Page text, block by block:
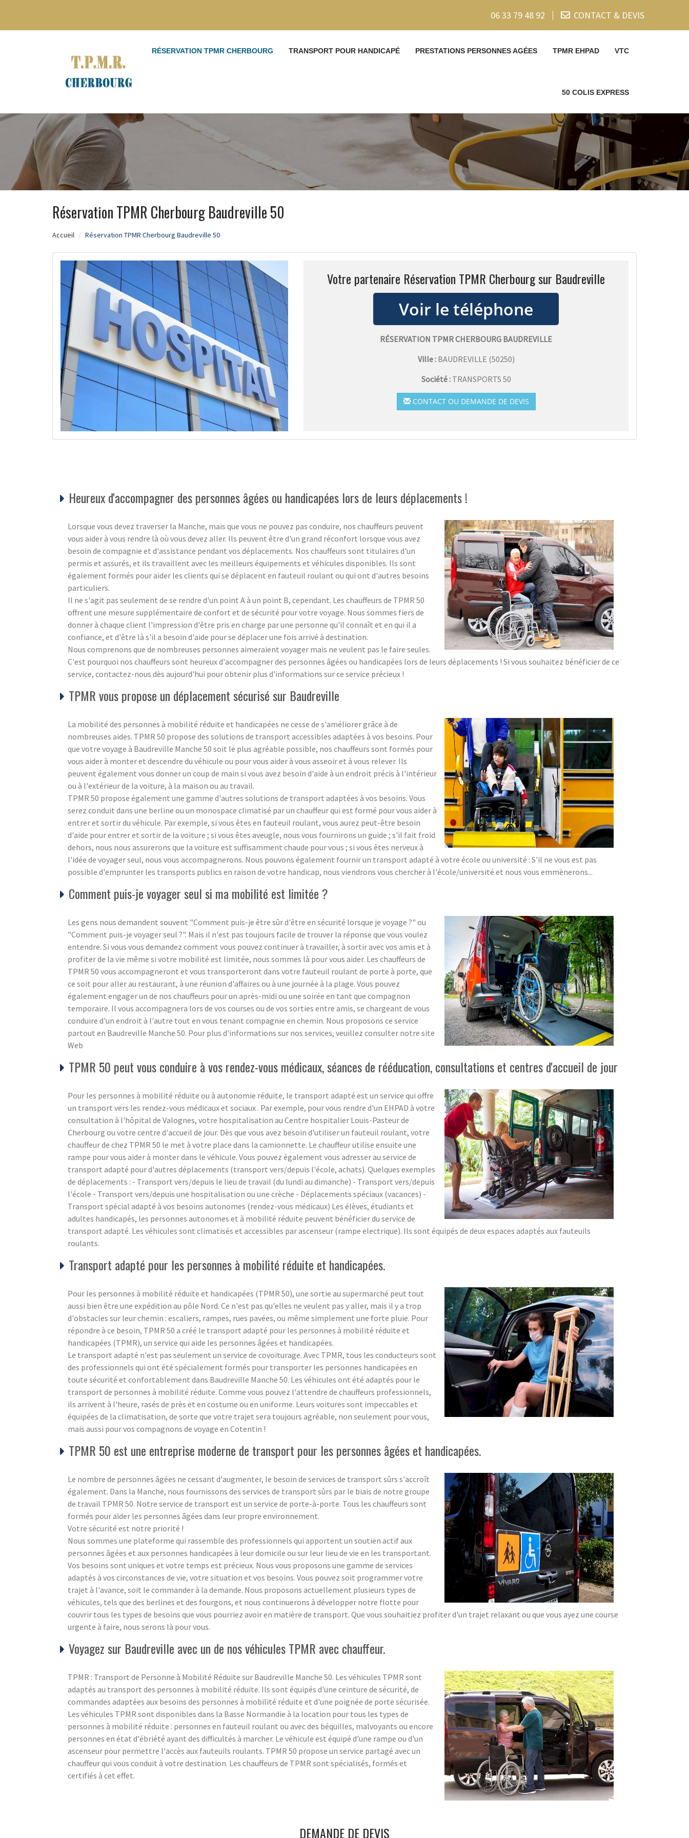
06 33 79 48 92 CONTACT & DEVIS
RÉSERVATION TPMR CHERBOURG TRANSPORT POUR HANDICAPÉ PRESTATIONS PERSONNES AGÉES TPMR EHPAD VTC
50 COLIS EXPRESS
Réservation TPMR Cherbourg Baudreville 50
Accueil Réservation TPMR Cherbourg Baudreville 50
Votre partenaire Réservation TPMR Cherbourg sur Baudreville
RÉSERVATION TPMR CHERBOURG BAUDREVILLE
Ville : BAUDREVILLE (50250)
Société : TRANSPORTS 50
CONTACT OU DEMANDE DE DEVIS
Heureux d'accompagner des personnes âgées ou handicapées lors de leurs déplacements !
Lorsque vous devez traverser la Manche, mais que vous ne pouvez pas conduire, nos chauffeurs peuvent
vous aider à vous rendre là où vous devez aller. Ils peuvent être d'un grand réconfort lorsque vous avez
besoin de compagnie et d'assistance pendant vos déplacements. Nos chauffeurs sont titulaires d'un
permis et assurés, et ils travaillent avec les meilleurs équipements et véhicules disponibles. Ils sont
également formés pour aider les clients qui se déplacent en fauteuil roulant ou qui ont d'autres besoins
particuliers.
Il ne s'agit pas seulement de se rendre d'un point A à un point B, cependant. Les chauffeurs de TPMR 50
offrent une mesure supplémentaire de confort et de sécurité pour votre voyage. Nous sommes fiers de
donner à chaque client l'impression d'être pris en charge par une personne qu'il connaît et en qui il a
confiance, et d'être là s'il a besoin d'aide pour se déplacer une fois arrivé à destination.
Nous comprenons que de nombreuses personnes aimeraient voyager mais ne veulent pas le faire seules.
C'est pourquoi nos chauffeurs sont heureux d'accompagner des personnes âgées ou handicapées lors de leurs déplacements ! Si vous souhaitez bénéficier de ce
service, contactez-nous dès aujourd'hui pour obtenir plus d'informations sur ce service précieux !
TPMR vous propose un déplacement sécurisé sur Baudreville
La mobilité des personnes à mobilité réduite et handicapées ne cesse de s'améliorer grâce à de
nombreuses aides. TPMR 50 propose des solutions de transport accessibles adaptées à vos besoins. Pour
que votre voyage à Baudreville Manche 50 soit le plus agréable possible, nos chauffeurs sont formés pour
vous aider à monter et descendre du véhicule ou pour vous aider à vous asseoir et à vous relever. Ils
peuvent également vous donner un coup de main si vous avez besoin d'aide à un endroit précis à l'intérieur
ou à l'extérieur de la voiture, à la maison ou au travail.
TPMR 50 propose également une gamme d'autres solutions de transport adaptées à vos besoins. Vous
serez conduit dans une berline ou un monospace climatisé par un chauffeur qui est formé pour vous aider à
entrer et sortir du véhicule. Par exemple, si vous êtes en fauteuil roulant, vous aurez peut-être besoin
d'aide pour entrer et sortir de la voiture ; si vous êtes aveugle, nous vous fournirons un guide ; s'il fait froid
dehors, nous nous assurerons que la voiture est suffisamment chaude pour vous ; si vous êtes nerveux à
l'idée de voyager seul, nous vous accompagnerons. Nous pouvons également fournir un transport adapté à votre école ou université : S'il ne vous est pas
possible d'emprunter les transports publics en raison de votre handicap, nous viendrons vous chercher à l'école/université et nous vous emmènerons...
Comment puis-je voyager seul si ma mobilité est limitée ?
Les gens nous demandent souvent "Comment puis-je être sûr d'être en sécurité lorsque je voyage ?" ou
"Comment puis-je voyager seul ?". Mais il n'est pas toujours facile de trouver la réponse que vous voulez
entendre. Si vous vous demandez comment vous pouvez continuer à travailler, à sortir avec vos amis et à
profiter de la vie même si votre mobilité est limitée, nous sommes là pour vous aider. Les chauffeurs de
TPMR 50 vous accompagneront et vous transporteront dans votre fauteuil roulant de porte à porte, que
ce soit pour aller au restaurant, à une réunion d'affaires ou à une journée à la plage. Vous pouvez
également engager un de nos chauffeurs pour un après-midi ou une soirée en tant que compagnon
temporaire. Il vous accompagnera lors de vos courses ou de vos sorties entre amis, se chargeant de vous
conduire d'un endroit à l'autre tout en vous tenant compagnie en chemin. Nous proposons ce service
partout en Baudreville Manche 50. Pour plus d'informations sur nos services, veuillez consulter notre site
Web
TPMR 50 peut vous conduire à vos rendez-vous médicaux, séances de rééducation, consultations et centres d'accueil de jour
Pour les personnes à mobilité réduite ou à autonomie réduite, le transport adapté est un service qui offre
un transport vers les rendez-vous médicaux et sociaux . Par exemple, pour vous rendre d'un EHPAD à votre
consultation à l'hôpital de Valognes, votre hospitalisation au Centre hospitalier Louis-Pasteur de
Cherbourg ou votre centre d'accueil de jour. Dès que vous avez besoin d'utiliser un fauteuil roulant, votre
chauffeur de chez TPMR 50 le met à votre place dans la camionnette. Le chauffeur utilise ensuite une
rampe pour vous aider à monter dans le véhicule. Vous pouvez également vous adresser au service de
transport adapté pour d'autres déplacements (transport vers/depuis l'école, achats). Quelques exemples
de déplacements : - Transport vers/depuis le lieu de travail (du lundi au dimanche) - Transport vers/depuis
l'école - Transport vers/depuis une hospitalisation ou une crèche - Déplacements spéciaux (vacances) -
Transport spécial adapté à vos besoins autonomes (rendez-vous médicaux) Les élèves, étudiants et
adultes handicapés, les personnes autonomes et à mobilité réduite peuvent bénéficier du service de
transport adapté. Les véhicules sont climatisés et accessibles par ascenseur (rampe electrique). Ils sont équipés de deux espaces adaptés aux fauteuils
roulants.
Transport adapté pour les personnes à mobilité réduite et handicapées.
Pour les personnes à mobilité réduite et handicapées (TPMR 50), une sortie au supermarché peut tout
aussi bien être une expédition au pôle Nord. Ce n'est pas qu'elles ne veulent pas y aller, mais il y a trop
d'obstacles sur leur chemin : escaliers, rampes, rues pavées, ou même simplement une forte pluie. Pour
répondre à ce besoin, TPMR 50 a créé le transport adapté pour les personnes à mobilité réduite et
handicapées (TPMR), un service qui aide les personnes âgées et handicapées.
Le transport adapté n'est pas seulement un service de covoiturage. Avec TPMR, tous les conducteurs sont
des professionnels qui ont été spécialement formés pour transporter les personnes handicapées en
toute sécurité et confortablement dans Baudreville Manche 50. Les véhicules ont été adaptés pour le
transport de personnes à mobilité réduite. Comme vous pouvez l'attendre de chauffeurs professionnels,
ils arrivent à l'heure, rasés de près et en costume ou en uniforme. Leurs voitures sont impeccables et
équipées de la climatisation, de sorte que votre trajet sera toujours agréable, non seulement pour vous,
mais aussi pour vos compagnons de voyage en Cotentin !
TPMR 50 est une entreprise moderne de transport pour les personnes âgées et handicapées.
Le nombre de personnes âgées ne cessant d'augmenter, le besoin de services de transport sûrs s'accroît
également. Dans la Manche, nous fournissons des services de transport sûrs par le biais de notre groupe
de travail TPMR 50. Notre service de transport est un service de porte-à-porte. Tous les chauffeurs sont
formés pour aider les personnes âgées dans leur propre environnement.
Votre sécurité est notre priorité !
Nous sommes une plateforme qui rassemble des professionnels qui apportent un soutien actif aux
personnes âgées et aux personnes handicapées à leur domicile ou sur leur lieu de vie en les transportant.
Vos besoins sont uniques et votre temps est précieux. Nous vous proposons une gamme de services
adaptés à vos circonstances de vie, votre situation et vos besoins. Vous pouvez soit programmer votre
trajet à l'avance, soit le commander à la demande. Nous proposons actuellement plusieurs types de
véhicules, tels que des berlines et des fourgons, et nous continuerons à développer notre flotte pour
couvrir tous les types de besoins que vous pourriez avoir en matière de transport. Que vous souhaitiez profiter d'un trajet relaxant ou que vous ayez une course
urgente à faire, nous serons là pour vous.
Voyagez sur Baudreville avec un de nos véhicules TPMR avec chauffeur.
TPMR : Transport de Personne à Mobilité Réduite sur Baudreville Manche 50. Les véhicules TPMR sont
adaptés au transport des personnes à mobilité réduite. Ils sont équipés d'une ceinture de sécurité, de
commandes adaptées aux besoins des personnes à mobilité réduite et d'une poignée de porte sécurisée.
Les véhicules TPMR sont disponibles dans la Basse Normandie à la location pour tous les types de
personnes à mobilité réduite : personnes en fauteuil roulant ou avec des béquilles, malvoyants ou encore
personnes en état d'ébriété ayant des difficultés à marcher. Le véhicule est équipé d'une rampe ou d'un
ascenseur pour permettre l'accès aux fauteuils roulants. TPMR 50 propose un service partagé avec un
chauffeur qui vous conduit à votre destination. Les chauffeurs de TPMR sont spécialisés, formés et
certifiés à cet effet.
DEMANDE DE DEVIS